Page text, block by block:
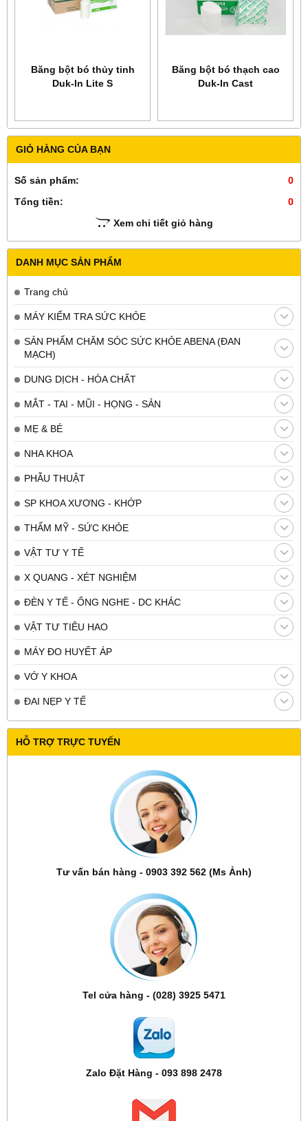
GIỎ HÀNG CỦA BẠN
Số sản phẩm:
0
Tổng tiền:
0
Xem chi tiết giỏ hàng
DANH MỤC SẢN PHẨM
Trang chủ
MÁY KIỂM TRA SỨC KHỎE
SẢN PHẨM CHĂM SÓC SỨC KHỎE ABENA (ĐAN
MẠCH)
DUNG DỊCH - HÓA CHẤT
MẮT - TAI - MŨI - HỌNG - SẢN
MẸ & BÉ
NHA KHOA
PHẪU THUẬT
SP KHOA XƯƠNG - KHỚP
THẨM MỸ - SỨC KHỎE
VẬT TƯ Y TẾ
X QUANG - XÉT NGHIỆM
ĐÈN Y TẾ - ỐNG NGHE - DC KHÁC
VẬT TƯ TIÊU HAO
MÁY ĐO HUYẾT ÁP
VỚ Y KHOA
ĐAI NẸP Y TẾ
HỖ TRỢ TRỰC TUYẾN
Tư vấn bán hàng - 0903 392 562 (Ms Ảnh)
Tel cửa hàng - (028) 3925 5471
Zalo Đặt Hàng - 093 898 2478
Băng bột bó thủy tinh
Duk-In Lite S
Băng bột bó thạch cao
Duk-In Cast